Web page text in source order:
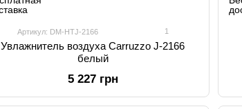
Артикул: DM-HTJ-2166 1
Увлажнитель воздуха Carruzzo J-2166
белый
5 227 грн